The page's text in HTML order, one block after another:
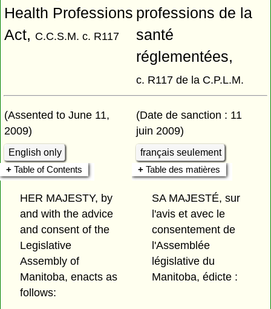
Health Professions
Act, C.C.S.M. c. R117
professions de la
santé
réglementées,
c. R117 de la C.P.L.M.
(Assented to June 11,
2009)
(Date de sanction : 11
juin 2009)
English only
français seulement
Table of Contents
Table des matières
HER MAJESTY, by
and with the advice
and consent of the
Legislative
Assembly of
Manitoba, enacts as
follows:
SA MAJESTÉ, sur
l'avis et avec le
consentement de
l'Assemblée
législative du
Manitoba, édicte :